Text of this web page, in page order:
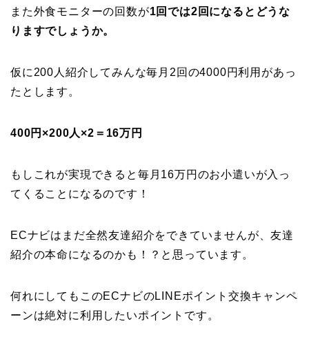
また外食モニターの回数が1回では2回になるとどうな
りますでしょうか。
仮に200人紹介してみんな毎月2回の4000円利用があっ
たとします。
400円×200人×2＝16万円
もしこれが実現できると毎月16万円のお小遣いが入っ
てくることになるのです！
ECナビはまだ全然友達紹介をできていませんが、友達
紹介の本命になるのかも！？と思っています。
何れにしてもこのECナビのLINEポイント交換キャンペ
ーンは絶対に利用したいポイントです。